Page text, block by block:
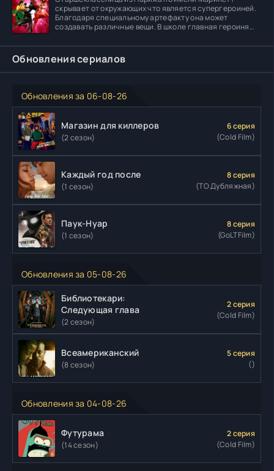
скрывает от окружающих что является супергероиней.
Благодаря специальному артефакту она может
создавать различные вещи. В школе главная героиня
Обновления сериалов
Обновления за 06-08-26
Магазин для киллеров
(2 сезон)
6 серия
(Cold Film)
Каждый год после
(1 сезон)
8 серия
(ТО Дубляжная)
Паук-Нуар
(1 сезон)
8 серия
(GoLTFilm)
Обновления за 05-08-26
Библиотекари:
Следующая глава
(2 сезон)
2 серия
(Cold Film)
Всеамериканский
(8 сезон)
5 серия
()
Обновления за 04-08-26
Футурама
(14 сезон)
2 серия
(Cold Film)